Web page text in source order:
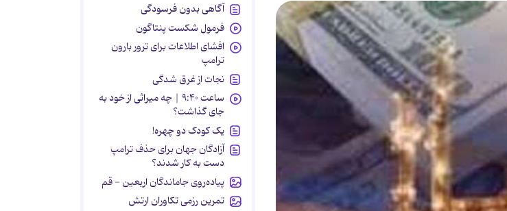
آگاهی بدون فرسودگی
فرمول شکست پنتاگون
افشای اطلاعات برای ترور بارون
ترامپ
نجات از غرق شدگی
ساعت ۹:۴۰ | چه میراثی از خود به
جای گذاشت؟
یک کودک دو چهره!
آزادگان جهان برای حذف ترامپ
دست به کار شدند؟
پیاده‌روی جاماندگان اربعین - قم
تمرین رزمی تکاوران ارتش